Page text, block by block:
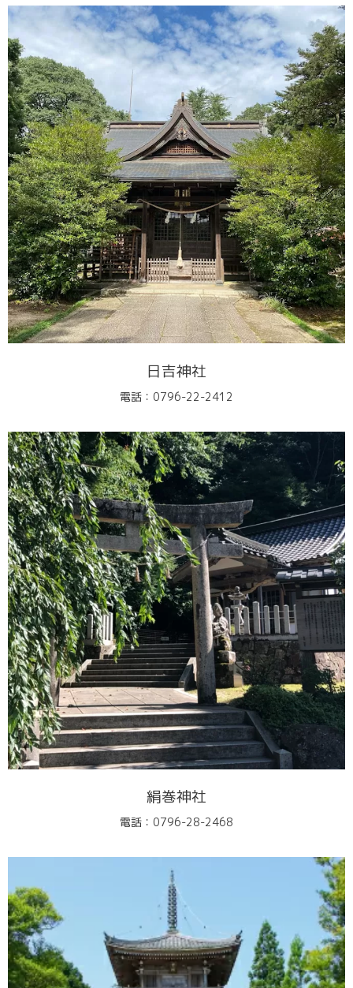
日吉神社
電話：0796-22-2412
絹巻神社
電話：0796-28-2468